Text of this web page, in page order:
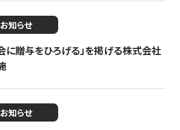
お知らせ
に贈与をひろげる」を掲げる株式会社
お知らせ